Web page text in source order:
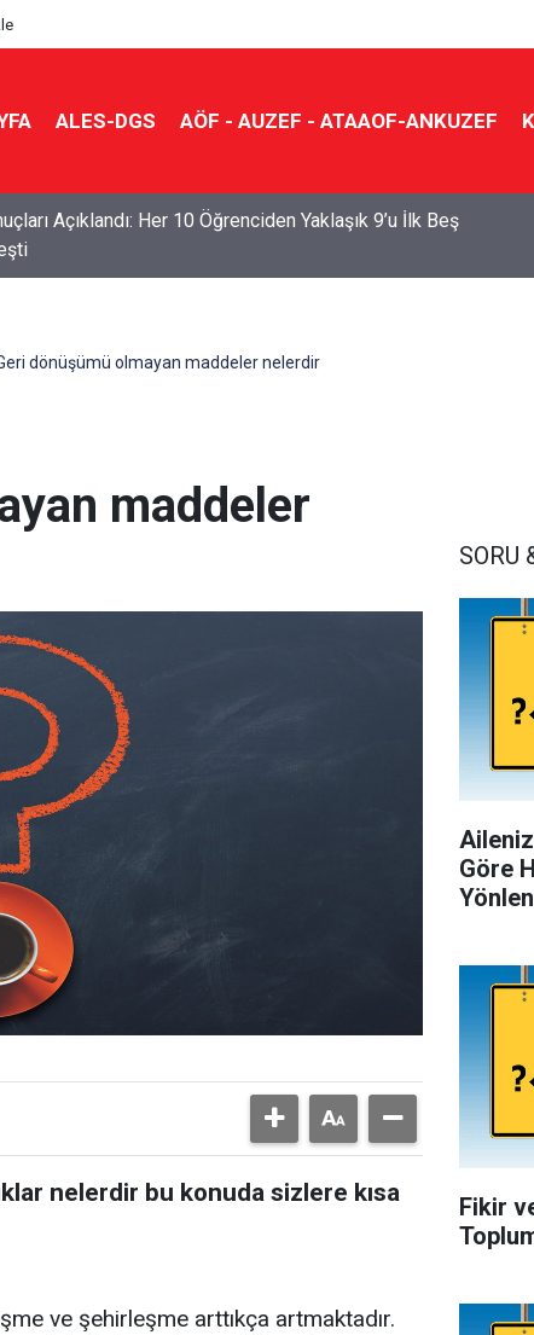
ALES-DGS AÖF - AUZEF - ATAAOF-ANKUZEF
Açıklandı: Her 10 Öğrenciden Yaklaşık 9’u İlk Beş
dönüşümü olmayan maddeler nelerdir
maddeler
nelerdir bu konuda sizlere kısa
ve şehirleşme arttıkça artmaktadır.
SORU
Göre
Fikir